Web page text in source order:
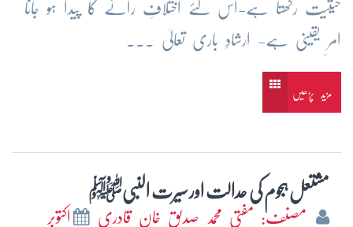
حیثیت رکھتا ہے-اس لئے اختلافِ رائے کا پیدا ہو جانا
امرِ یقینی ہے- ارشادِ باری تعالیٰ ...
مزید پڑھیں
مشتعل ہجوم کی عدالت اور سیرت النبیﷺ
مصنف: مفتی محمد صدیق خان قادری
اکتوبر